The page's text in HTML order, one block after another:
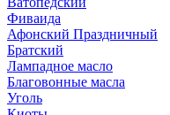
Фиваида
Афонский Праздничный
Братский
Лампадное масло
Благовонные масла
Уголь